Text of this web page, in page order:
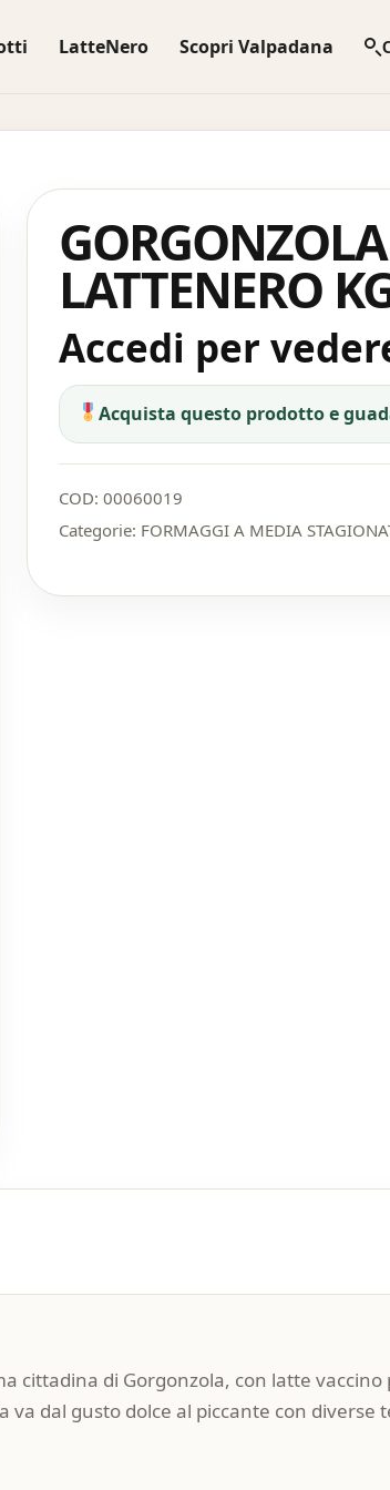
LatteNero Scopri Valpadana
GORGONZOLA
LATTENERO
Accedi per
Acquista questo prodotto e
COD: 00060019
Categorie: FORMAGGI A MEDIA
cittadina di Gorgonzola, con latte
va dal gusto dolce al piccante con